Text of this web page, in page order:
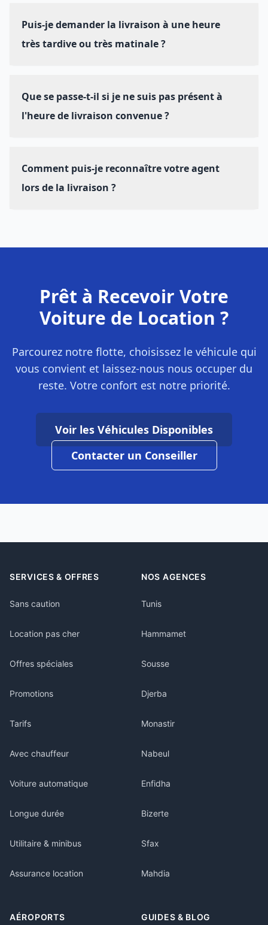
Tunis (Tunis centre, La Marsa, Carthage, etc.) et dans
les principales villes touristiques comme Hammamet,
Puis-je demander la livraison à une heure
très tardive ou très matinale ?
compris les arrivées de vols tardives ou les départs
matinaux. Il suffit de le préciser lors de votre
Que se passe-t-il si je ne suis pas présent à
l'heure de livraison convenue ?
possible en cas de retard ou d'imprévu afin que nous
puissions réorganiser la livraison sans frais
Comment puis-je reconnaître votre agent
lors de la livraison ?
Prêt à Recevoir Votre
Voiture de Location ?
Parcourez notre flotte, choisissez le véhicule qui
vous convient et laissez-nous nous occuper du
reste. Votre confort est notre priorité.
Voir les Véhicules Disponibles
Contacter un Conseiller
SERVICES & OFFRES
Sans caution
Location pas cher
Offres spéciales
Promotions
Tarifs
Avec chauffeur
Voiture automatique
Longue durée
Utilitaire & minibus
Assurance location
NOS AGENCES
Tunis
Hammamet
Sousse
Djerba
Monastir
Nabeul
Enfidha
Bizerte
Sfax
Mahdia
AÉROPORTS GUIDES & BLOG